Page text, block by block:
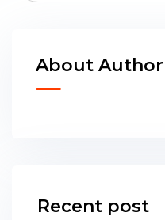
About Author
Recent post